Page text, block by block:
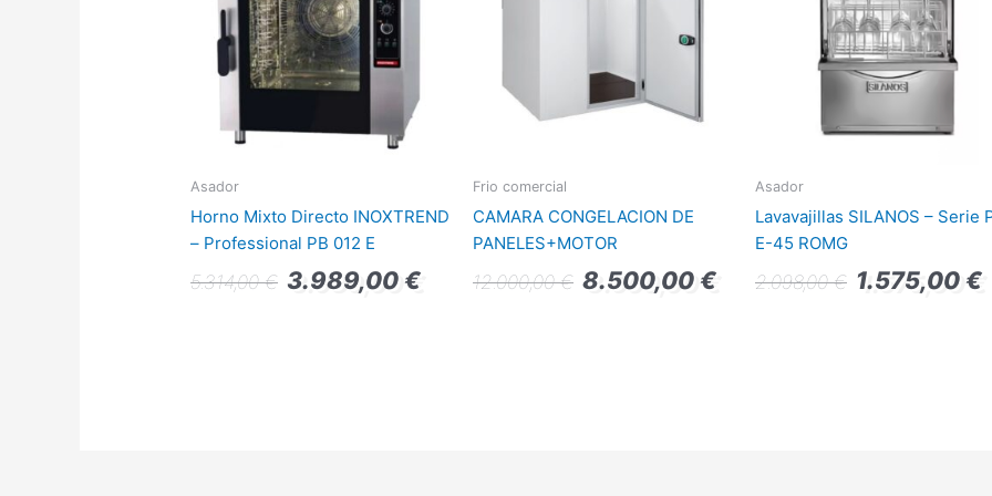
Asador
Horno Mixto Directo INOXTREND
– Professional PB 012 E
5.314,00€ 3.989,00€
Frio comercial
CAMARA CONGELACION DE
PANELES+MOTOR
12.000,00€ 8.500,00€
Asador
Lavavajillas SILANOS – Serie
E-45 ROMG
2.098,00€ 1.575,00€